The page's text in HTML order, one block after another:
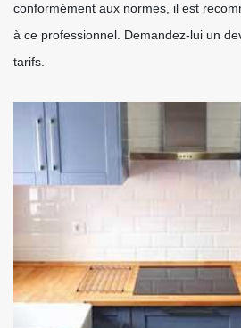
conformément aux normes, il est
à ce professionnel. Demandez-lui un
tarifs.